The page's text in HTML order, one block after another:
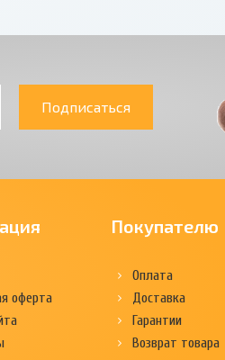
Подписаться
оферта
Покупателю
Оплата
Доставка
Гарантии
Возврат товара